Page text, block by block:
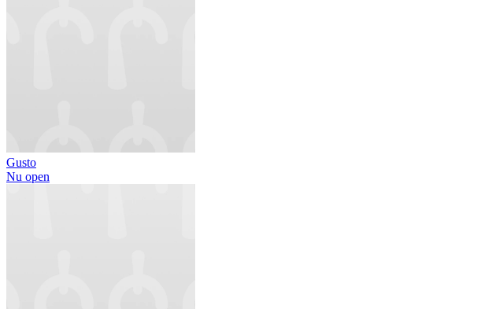
Gusto
Nu open